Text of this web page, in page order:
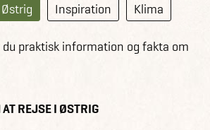
Inspiration Klima
praktisk information og fakta om
REJSE I ØSTRIG